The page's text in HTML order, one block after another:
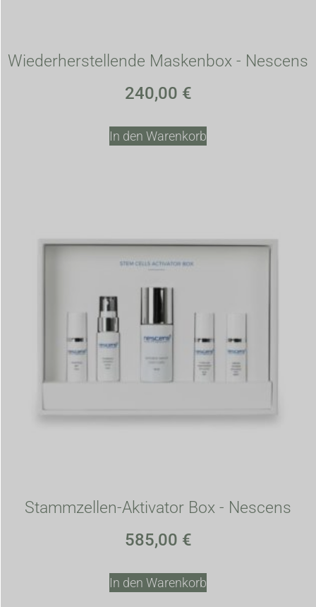
Wiederherstellende Maskenbox - Nescens
240,00 €
In den Warenkorb
Stammzellen-Aktivator Box - Nescens
585,00 €
In den Warenkorb